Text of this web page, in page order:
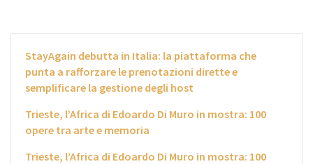
StayAgain debutta in Italia: la piattaforma che
punta a rafforzare le prenotazioni dirette e
semplificare la gestione degli host
Trieste, l’Africa di Edoardo Di Muro in mostra: 100
opere tra arte e memoria
Trieste, l’Africa di Edoardo Di Muro in mostra: 100